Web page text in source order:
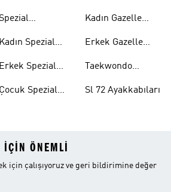
Spezial
Kadın Spezial
Erkek Spezial
Çocuk Spezial
Kadın Gazelle
Erkek Gazelle
Taekwondo
Sl 72 Ayakkabıları
IÇIN ÖNEMLI
için çalışıyoruz ve geri bildirimine değer